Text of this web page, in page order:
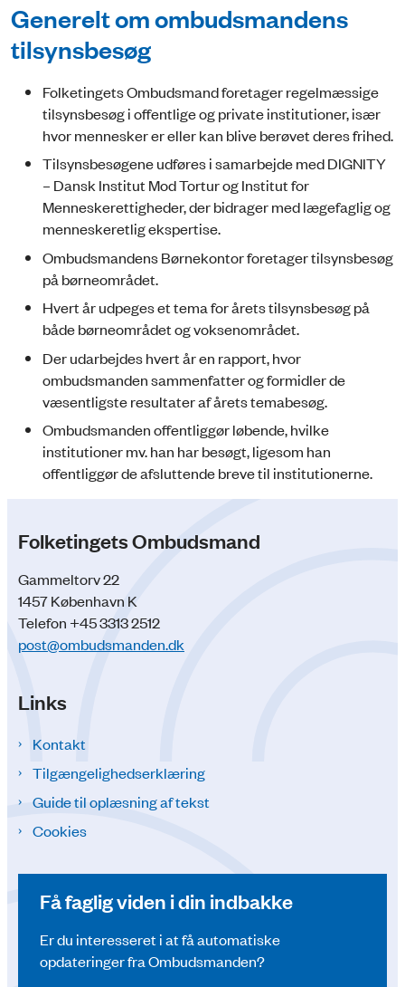
Generelt om ombudsmandens
tilsynsbesøg
Folketingets Ombudsmand foretager regelmæssige
tilsynsbesøg i offentlige og private institutioner, især
hvor mennesker er eller kan blive berøvet deres frihed.
Tilsynsbesøgene udføres i samarbejde med DIGNITY
– Dansk Institut Mod Tortur og Institut for
Menneskerettigheder, der bidrager med lægefaglig og
menneskeretlig ekspertise.
Ombudsmandens Børnekontor foretager tilsynsbesøg
på børneområdet.
Hvert år udpeges et tema for årets tilsynsbesøg på
både børneområdet og voksenområdet.
Der udarbejdes hvert år en rapport, hvor
ombudsmanden sammenfatter og formidler de
væsentligste resultater af årets temabesøg.
Ombudsmanden offentliggør løbende, hvilke
institutioner mv. han har besøgt, ligesom han
offentliggør de afsluttende breve til institutionerne.
Folketingets Ombudsmand
Gammeltorv 22
1457 København K
Telefon +45 3313 2512
post@ombudsmanden.dk
Links
Kontakt
Tilgængelighedserklæring
Guide til oplæsning af tekst
Cookies
Få faglig viden i din indbakke
Er du interesseret i at få automatiske
opdateringer fra Ombudsmanden?